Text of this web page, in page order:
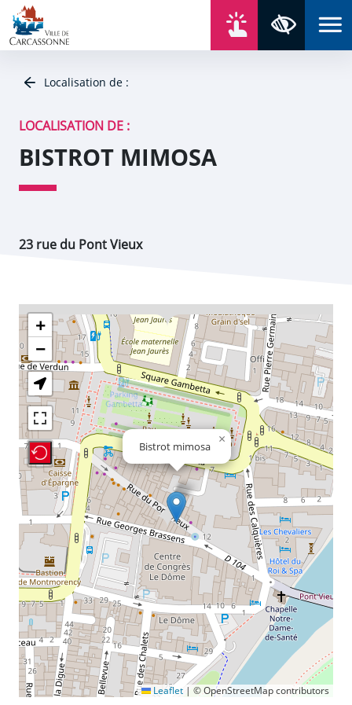
Aller au contenu
Aller au menu
Aller au plan du site
Aller à la recherche
Localisation de :
LOCALISATION DE :
BISTROT MIMOSA
23 rue du Pont Vieux
Bistrot mimosa ×
+
−
Recenter Map
Leaflet | © OpenStreetMap contributors
Panneau de gestion des cookies